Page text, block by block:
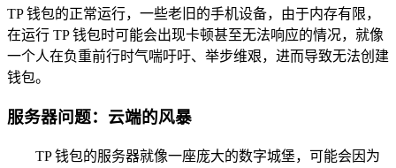
TP 钱包的正常运行，一些老旧的手机设备，由于内存有限，
在运行 TP 钱包时可能会出现卡顿甚至无法响应的情况，就像
一个人在负重前行时气喘吁吁、举步维艰，进而导致无法创建
钱包。
服务器问题：云端的风暴
TP 钱包的服务器就像一座庞大的数字城堡，可能会因为